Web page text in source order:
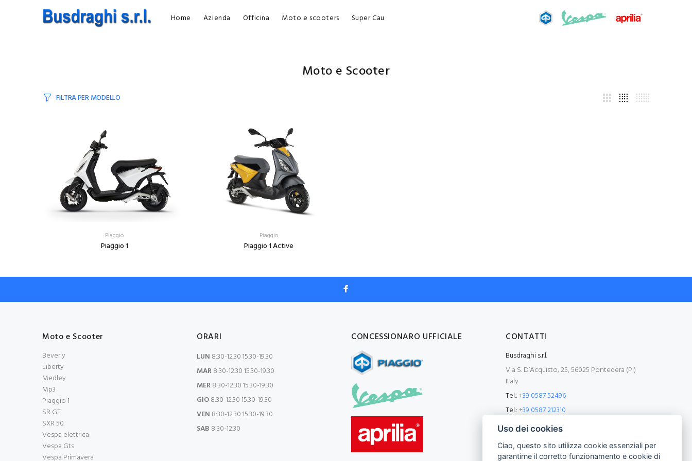
Home Azienda Officina Moto e scooters Super Cau
Moto e Scooter
FILTRA PER MODELLO
Piaggio
Piaggio 1
Piaggio
Piaggio 1 Active
Moto e Scooter
Beverly
Liberty
Medley
Mp3
Piaggio 1
SR GT
SXR 50
Vespa elettrica
Vespa Gts
Vespa Primavera
ORARI
LUN 8:30-12.30 15.30-19.30
MAR8:30-12.30 15.30-19.30
MER8:30-12.30 15.30-19.30
GIO8:30-12.30 15.30-19.30
VEN 8:30-12.30 15.30-19.30
SAB 8:30-12.30
CONCESSIONARO UFFICIALE CONTATTI
Busdraghi s.r.l.
Via S. D’Acquisto, 25, 56025 Pontedera (PI)
Italy
Tel.:+39 0587 52496
Tel.:+39 0587 212310
WhatsApp:+39 3343130784
non rispondiamo alle chiamate.
P.Iva:00958970501
Uso dei cookies
Ciao, questo sito utilizza cookie essenziali per
garantirne il corretto funzionamento e cookie di